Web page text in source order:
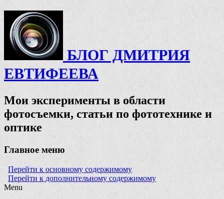
БЛОГ ДМИТРИЯ
ЕВТИФЕЕВА
Мои эксперименты в области
фотосъемки, статьи по фототехнике и
оптике
Главное меню
Перейти к основному содержимому
Перейти к дополнительному содержимому
Menu